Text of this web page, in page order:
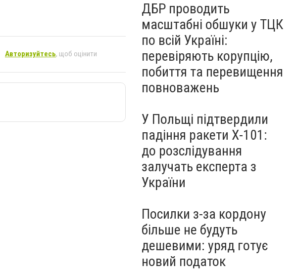
Авторизуйтесь, щоб оцінити
всіх ракет
ДБР проводить
масштабні обшуки у ТЦК
по всій Україні:
перевіряють корупцію,
побиття та перевищення
повноважень
У Польщі підтвердили
падіння ракети Х-101:
до розслідування
залучать експерта з
України
Посилки з-за кордону
більше не будуть
дешевими: уряд готує
новий податок